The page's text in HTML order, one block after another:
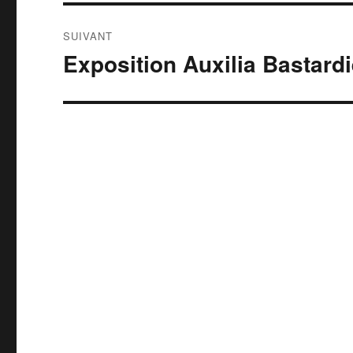
SUIVANT
Publication
suivante :
Exposition Auxilia